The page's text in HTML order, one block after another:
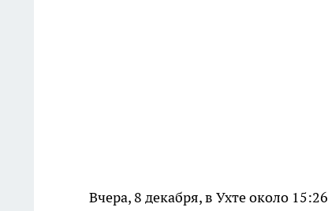
Вчера, 8 декабря, в Ухте около 15:26